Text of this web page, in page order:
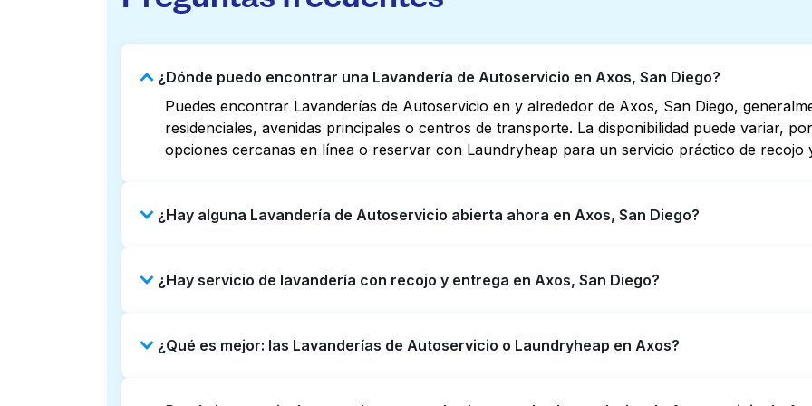
¿Dónde puedo encontrar una Lavandería de Autoservicio en Axos, San Diego?
Puedes encontrar Lavanderías de Autoservicio en y alrededor de Axos, San Diego,
residenciales, avenidas principales o centros de transporte. La disponibilidad puede variar,
opciones cercanas en línea o reservar con Laundryheap para un servicio práctico de recojo
¿Hay alguna Lavandería de Autoservicio abierta ahora en Axos, San Diego?
mapas en línea puede ayudarte a encontrar rápidamente la ubicación abierta más cercana.
¿Hay servicio de lavandería con recojo y entrega en Axos, San Diego?
opción que ahorre tiempo si prefieres no ir a una Lavandería de Autoservicio.
¿Qué es mejor: las Lavanderías de Autoservicio o Laundryheap en Axos?